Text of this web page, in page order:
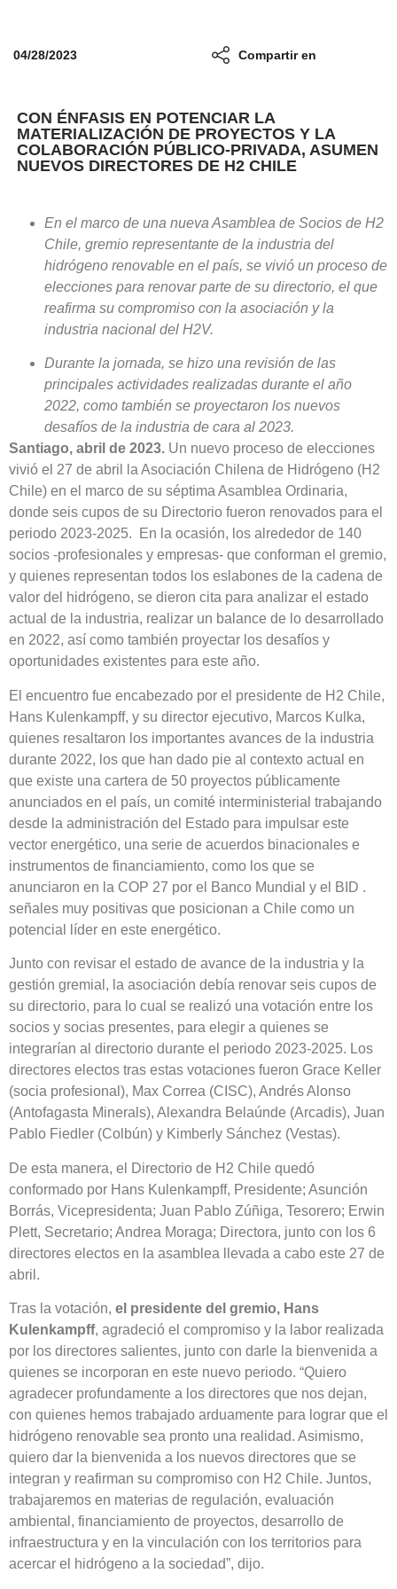
04/28/2023 Compartir en
CON ÉNFASIS EN POTENCIAR LA
MATERIALIZACIÓN DE PROYECTOS Y LA
COLABORACIÓN PÚBLICO-PRIVADA, ASUMEN
NUEVOS DIRECTORES DE H2 CHILE
En el marco de una nueva Asamblea de Socios de H2
Chile, gremio representante de la industria del
hidrógeno renovable en el país, se vivió un proceso de
elecciones para renovar parte de su directorio, el que
reafirma su compromiso con la asociación y la
industria nacional del H2V.
Durante la jornada, se hizo una revisión de las
principales actividades realizadas durante el año
2022, como también se proyectaron los nuevos
desafíos de la industria de cara al 2023.
Santiago, abril de 2023. Un nuevo proceso de elecciones
vivió el 27 de abril la Asociación Chilena de Hidrógeno (H2
Chile) en el marco de su séptima Asamblea Ordinaria,
donde seis cupos de su Directorio fueron renovados para el
periodo 2023-2025. En la ocasión, los alrededor de 140
socios -profesionales y empresas- que conforman el gremio,
y quienes representan todos los eslabones de la cadena de
valor del hidrógeno, se dieron cita para analizar el estado
actual de la industria, realizar un balance de lo desarrollado
en 2022, así como también proyectar los desafíos y
oportunidades existentes para este año.
El encuentro fue encabezado por el presidente de H2 Chile,
Hans Kulenkampff, y su director ejecutivo, Marcos Kulka,
quienes resaltaron los importantes avances de la industria
durante 2022, los que han dado pie al contexto actual en
que existe una cartera de 50 proyectos públicamente
anunciados en el país, un comité interministerial trabajando
desde la administración del Estado para impulsar este
vector energético, una serie de acuerdos binacionales e
instrumentos de financiamiento, como los que se
anunciaron en la COP 27 por el Banco Mundial y el BID .
señales muy positivas que posicionan a Chile como un
potencial líder en este energético.
Junto con revisar el estado de avance de la industria y la
gestión gremial, la asociación debía renovar seis cupos de
su directorio, para lo cual se realizó una votación entre los
socios y socias presentes, para elegir a quienes se
integrarían al directorio durante el periodo 2023-2025. Los
directores electos tras estas votaciones fueron Grace Keller
(socia profesional), Max Correa (CISC), Andrés Alonso
(Antofagasta Minerals), Alexandra Belaúnde (Arcadis), Juan
Pablo Fiedler (Colbún) y Kimberly Sánchez (Vestas).
De esta manera, el Directorio de H2 Chile quedó
conformado por Hans Kulenkampff, Presidente; Asunción
Borrás, Vicepresidenta; Juan Pablo Zúñiga, Tesorero; Erwin
Plett, Secretario; Andrea Moraga; Directora, junto con los 6
directores electos en la asamblea llevada a cabo este 27 de
abril.
Tras la votación, el presidente del gremio, Hans
Kulenkampff, agradeció el compromiso y la labor realizada
por los directores salientes, junto con darle la bienvenida a
quienes se incorporan en este nuevo periodo. “Quiero
agradecer profundamente a los directores que nos dejan,
con quienes hemos trabajado arduamente para lograr que el
hidrógeno renovable sea pronto una realidad. Asimismo,
quiero dar la bienvenida a los nuevos directores que se
integran y reafirman su compromiso con H2 Chile. Juntos,
trabajaremos en materias de regulación, evaluación
ambiental, financiamiento de proyectos, desarrollo de
infraestructura y en la vinculación con los territorios para
acercar el hidrógeno a la sociedad”, dijo.